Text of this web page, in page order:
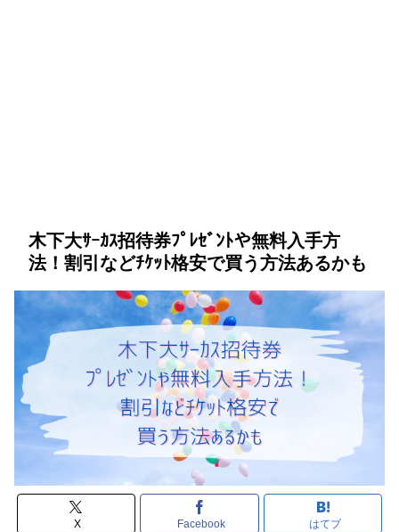
木下大ｻｰｶｽ招待券ﾌﾟﾚｾﾞﾝﾄや無料入手方
法！割引などﾁｹｯﾄ格安で買う方法あるかも
X Facebook はてブ